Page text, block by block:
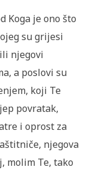
Koga je ono što
su grijesi
njegovi
a poslovi su
koji Te
povratak,
i oprost za
njegova
molim Te, tako